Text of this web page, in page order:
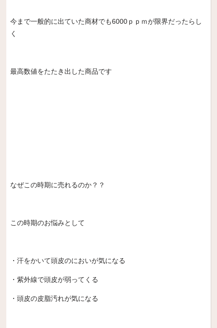
今まで一般的に出ていた商材でも6000ｐｐｍが限界だったらし
く
最高数値をたたき出した商品です
なぜこの時期に売れるのか？？
この時期のお悩みとして
・汗をかいて頭皮のにおいが気になる
・紫外線で頭皮が弱ってくる
・頭皮の皮脂汚れが気になる